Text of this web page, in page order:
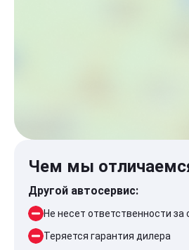
Чем мы
Другой автосервис:
Не несет ответственности за
Теряется гарантия дилера